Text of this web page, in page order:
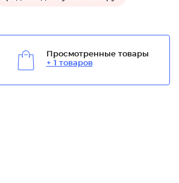
Просмотренные товары
+ 1 товаров